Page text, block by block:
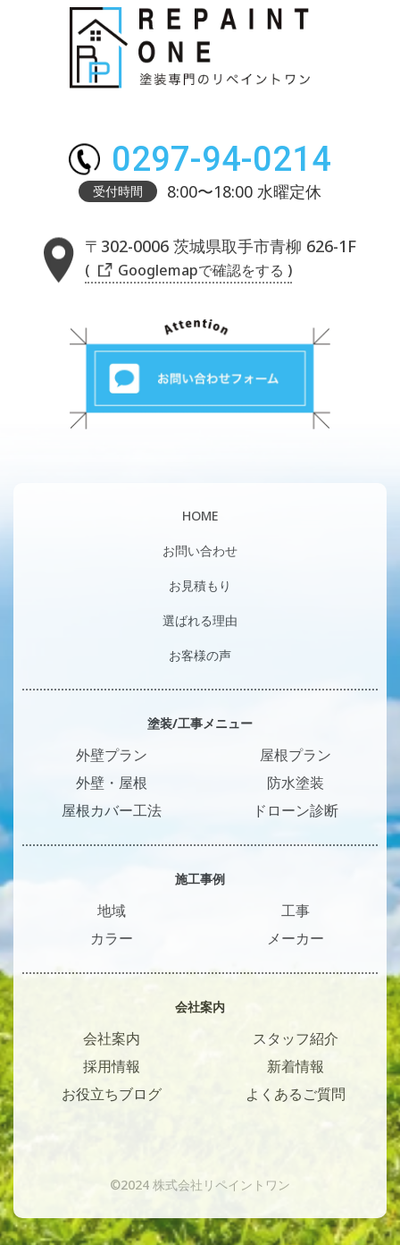
0297-94-0214
受付時間 8:00〜18:00 水曜定休
〒302-0006 茨城県取手市青柳 626-1F
( Googlemapで確認をする )
HOME
お問い合わせ
お見積もり
選ばれる理由
お客様の声
塗装/工事メニュー
外壁プラン
屋根プラン
外壁・屋根
防水塗装
屋根カバー工法
ドローン診断
施工事例
地域
工事
カラー
メーカー
会社案内
会社案内
スタッフ紹介
採用情報
新着情報
お役立ちブログ
よくあるご質問
©2024 株式会社リペイントワン